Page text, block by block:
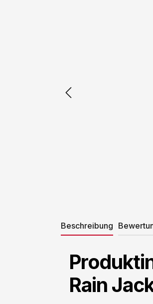
Beschreibung
Rain